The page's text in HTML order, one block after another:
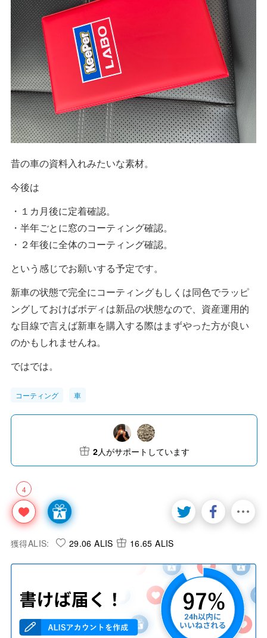
昔の車の資料入れみたいな素材。
今後は
・１カ月後に定着確認。
・半年ごとに窓のコーティング確認。
・２年後に全体のコーティング確認。
という感じでお願いする予定です。
新車の状態で完全にコーティングもしくは同色でラッピ
ングしておけばボディは新品の状態なので、資産運用的
な目線で言えば新車を購入する際はまずやった方が良い
のかもしれませんね。
ではでは。
コーティング 車
4
2人がサポートしています
獲得ALIS: 29.06 ALIS 16.65 ALIS